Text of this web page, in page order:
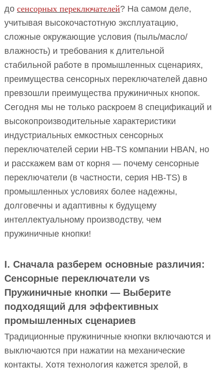
до сенсорных переключателей? На самом деле,
учитывая высокочастотную эксплуатацию,
сложные окружающие условия (пыль/масло/
влажность) и требования к длительной
стабильной работе в промышленных сценариях,
преимущества сенсорных переключателей давно
превзошли преимущества пружиничных кнопок.
Сегодня мы не только раскроем 8 спецификаций и
высокопроизводительные характеристики
индустриальных емкостных сенсорных
переключателей серии HB-TS компании HBAN, но
и расскажем вам от корня — почему сенсорные
переключатели (в частности, серия HB-TS) в
промышленных условиях более надежны,
долговечны и адаптивны к будущему
интеллектуальному производству, чем
пружиничные кнопки!
I. Сначала разберем основные различия:
Сенсорные переключатели vs
Пружиничные кнопки — Выберите
подходящий для эффективных
промышленных сценариев
Традиционные пружиничные кнопки включаются и
выключаются при нажатии на механические
контакты. Хотя технология кажется зрелой, в